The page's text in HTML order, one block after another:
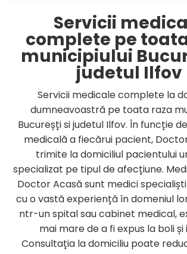
Servicii
complete pe
municipiului
judetul Ilfov
Servicii medicale complete la
dumneavoastră pe toata raza
Bucureșți si judetul Ilfov. În funcție
medicală a fiecărui pacient,
trimite la domiciliul pacientului
specializat pe tipul de afecțiune.
Doctor Acasă sunt medici
cu o vastă experiență în domeniul
ntr-un spital sau cabinet medical,
mai mare de a fi expus la boli și
Consultația la domiciliu poate